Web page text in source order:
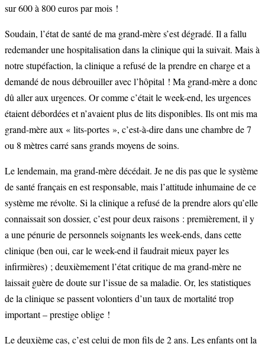
sur 600 à 800 euros par mois !
Soudain, l’état de santé de ma grand-mère s’est dégradé. Il a fallu
redemander une hospitalisation dans la clinique qui la suivait. Mais à
notre stupéfaction, la clinique a refusé de la prendre en charge et a
demandé de nous débrouiller avec l’hôpital ! Ma grand-mère a donc
dû aller aux urgences. Or comme c’était le week-end, les urgences
étaient débordées et n’avaient plus de lits disponibles. Ils ont mis ma
grand-mère aux « lits-portes », c’est-à-dire dans une chambre de 7
ou 8 mètres carré sans grands moyens de soins.
Le lendemain, ma grand-mère décédait. Je ne dis pas que le système
de santé français en est responsable, mais l’attitude inhumaine de ce
système me révolte. Si la clinique a refusé de la prendre alors qu’elle
connaissait son dossier, c’est pour deux raisons : premièrement, il y
a une pénurie de personnels soignants les week-ends, dans cette
clinique (ben oui, car le week-end il faudrait mieux payer les
infirmières) ; deuxièmement l’état critique de ma grand-mère ne
laissait guère de doute sur l’issue de sa maladie. Or, les statistiques
de la clinique se passent volontiers d’un taux de mortalité trop
important – prestige oblige !
Le deuxième cas, c’est celui de mon fils de 2 ans. Les enfants ont la